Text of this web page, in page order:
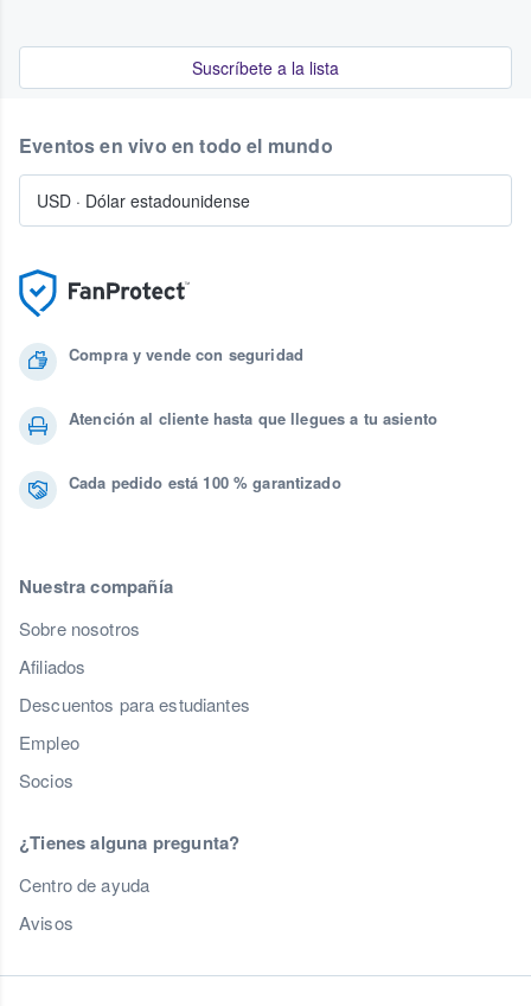
Suscríbete a la lista
Compra y vende con seguridad
Atención al cliente hasta que llegues a tu asiento
Cada pedido está 100 % garantizado
Nuestra compañía
Sobre nosotros
Afiliados
Descuentos para estudiantes
Empleo
Socios
¿Tienes alguna pregunta?
Centro de ayuda
Avisos
Eventos en vivo en todo el mundo
USD · Dólar estadounidense